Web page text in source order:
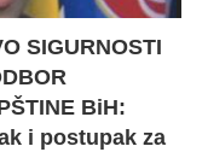
SIGURNOSTI
BiH:
i postupak za